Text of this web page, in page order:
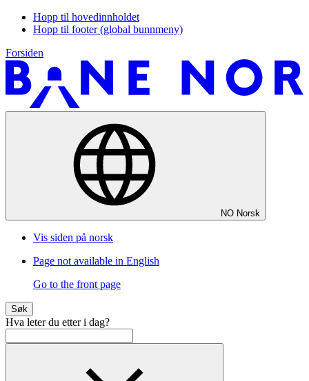
Hopp til hovedinnholdet
Hopp til footer (global bunnmeny)
Forsiden
NO Norsk
Vis siden på norsk
Page not available in English
Go to the front page
Søk
Hva leter du etter i dag?